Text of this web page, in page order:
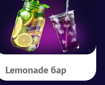
Lemonade бар